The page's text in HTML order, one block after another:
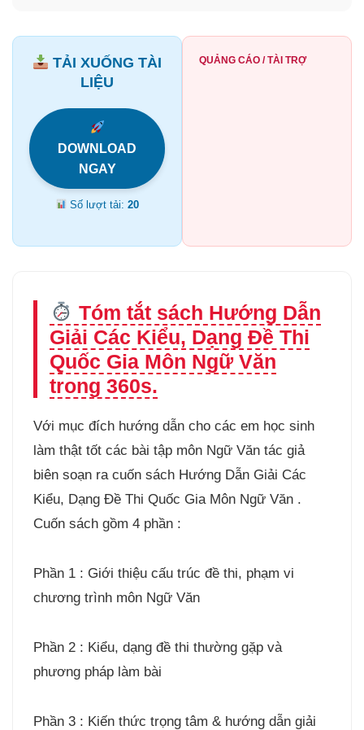
TẢI XUỐNG TÀI
LIỆU
DOWNLOAD
NGAY
Số lượt tải:20
QUẢNG CÁO / TÀI TRỢ
Tóm tắt sách Hướng Dẫn
Giải Các Kiểu, Dạng Đề Thi
Quốc Gia Môn Ngữ Văn
trong 360s.
Với mục đích hướng dẫn cho các em học sinh
làm thật tốt các bài tập môn Ngữ Văn tác giả
biên soạn ra cuốn sách Hướng Dẫn Giải Các
Kiểu, Dạng Đề Thi Quốc Gia Môn Ngữ Văn .
Cuốn sách gồm 4 phần :
Phần 1 : Giới thiệu cấu trúc đề thi, phạm vi
chương trình môn Ngữ Văn
Phần 2 : Kiểu, dạng đề thi thường gặp và
phương pháp làm bài
Phần 3 : Kiến thức trọng tâm & hướng dẫn giải